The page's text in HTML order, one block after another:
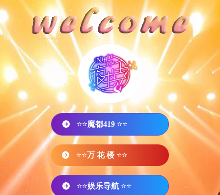
⭐⭐魔都419 ⭐⭐
⭐⭐万 花 楼 ⭐⭐
⭐⭐娱乐导航 ⭐⭐